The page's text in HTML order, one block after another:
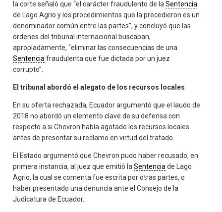
la corte señaló que “el carácter fraudulento de laSentencia
de Lago Agrio y los procedimientos que la precedieron es un
denominador común entre las partes”, y concluyó que las
órdenes del tribunal internacional buscaban,
apropiadamente, “eliminar las consecuencias de una
Sentencia fraudulenta que fue dictada por un juez
corrupto”.
El tribunal abordó el alegato de los recursos locales
En su oferta rechazada, Ecuador argumentó que el laudo de
2018 no abordó un elemento clave de su defensa con
respecto a si Chevron había agotado los recursos locales
antes de presentar su reclamo en virtud del tratado.
El Estado argumentó que Chevron pudo haber recusado, en
primera instancia, al juez que emitió laSentencia de Lago
Agrio, la cual se comenta fue escrita por otras partes, o
haber presentado una denuncia ante el Consejo de la
Judicatura de Ecuador.